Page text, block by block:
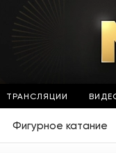
ТРАНСЛЯЦИИ
Фигурное катание